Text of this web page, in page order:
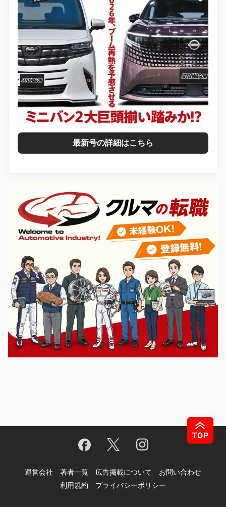
最新号の詳細はこちら
運営会社 著者一覧 広告掲載について
お問い合わせ
利用規約
プライバシーポリシー